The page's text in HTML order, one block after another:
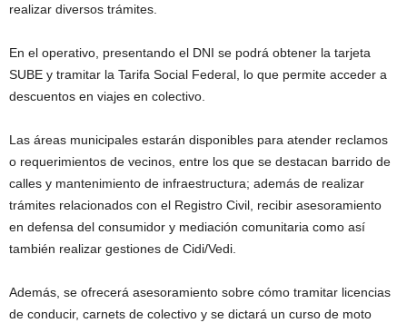
realizar diversos trámites.
En el operativo, presentando el DNI se podrá obtener la tarjeta
SUBE y tramitar la Tarifa Social Federal, lo que permite acceder a
descuentos en viajes en colectivo.
Las áreas municipales estarán disponibles para atender reclamos
o requerimientos de vecinos, entre los que se destacan barrido de
calles y mantenimiento de infraestructura; además de realizar
trámites relacionados con el Registro Civil, recibir asesoramiento
en defensa del consumidor y mediación comunitaria como así
también realizar gestiones de Cidi/Vedi.
Además, se ofrecerá asesoramiento sobre cómo tramitar licencias
de conducir, carnets de colectivo y se dictará un curso de moto